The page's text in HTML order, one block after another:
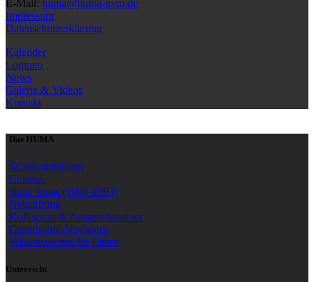
E-Mail: huma@huma-gym.de
Impressum
Datenschutzerklärung
Kalender
Logineo
News
Galerie & Videos
Kontakt
Das HUMA
Schulvorstellung
Chronik
Hans Jonas (1903-1993)
Neustiftung
Kollegium & Ansprechpartner
Grundschul-Navigator
Wissenswertes für Eltern
Unterricht